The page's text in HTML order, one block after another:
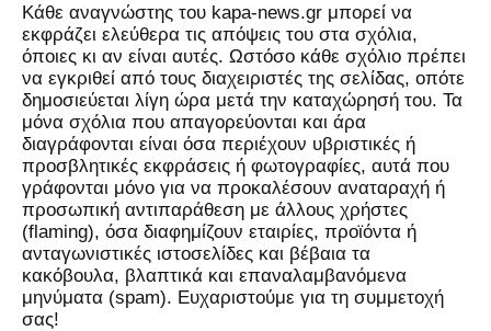
Kάθε αναγνώστης του kapa-news.gr μπορεί να
εκφράζει ελεύθερα τις απόψεις του στα σχόλια,
όποιες κι αν είναι αυτές. Ωστόσο κάθε σχόλιο πρέπει
να εγκριθεί από τους διαχειριστές της σελίδας, οπότε
δημοσιεύεται λίγη ώρα μετά την καταχώρησή του. Τα
μόνα σχόλια που απαγορεύονται και άρα
διαγράφονται είναι όσα περιέχουν υβριστικές ή
προσβλητικές εκφράσεις ή φωτογραφίες, αυτά που
γράφονται μόνο για να προκαλέσουν αναταραχή ή
προσωπική αντιπαράθεση με άλλους χρήστες
(flaming), όσα διαφημίζουν εταιρίες, προϊόντα ή
ανταγωνιστικές ιστοσελίδες και βέβαια τα
κακόβουλα, βλαπτικά και επαναλαμβανόμενα
μηνύματα (spam). Ευχαριστούμε για τη συμμετοχή
σας!